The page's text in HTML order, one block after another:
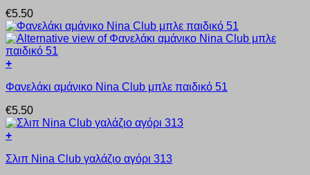
έχει
πολλαπλές
παραλλαγές.
Οι
επιλογές
να
στη
σελίδα
του
προϊόντος
€5.50
+
το
έχει
πολλαπλές
παραλλαγές.
επιλογές
Φανελάκι αμάνικο Nina Club μπλε παιδικό 51
€5.50
+
το
Σλιπ Nina Club γαλάζιο αγόρι 313